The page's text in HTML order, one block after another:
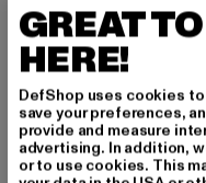
GREAT
HERE!
DefShop uses cookies
save your preferences,
provide and measure
advertising. In addition,
or to use cookies. This